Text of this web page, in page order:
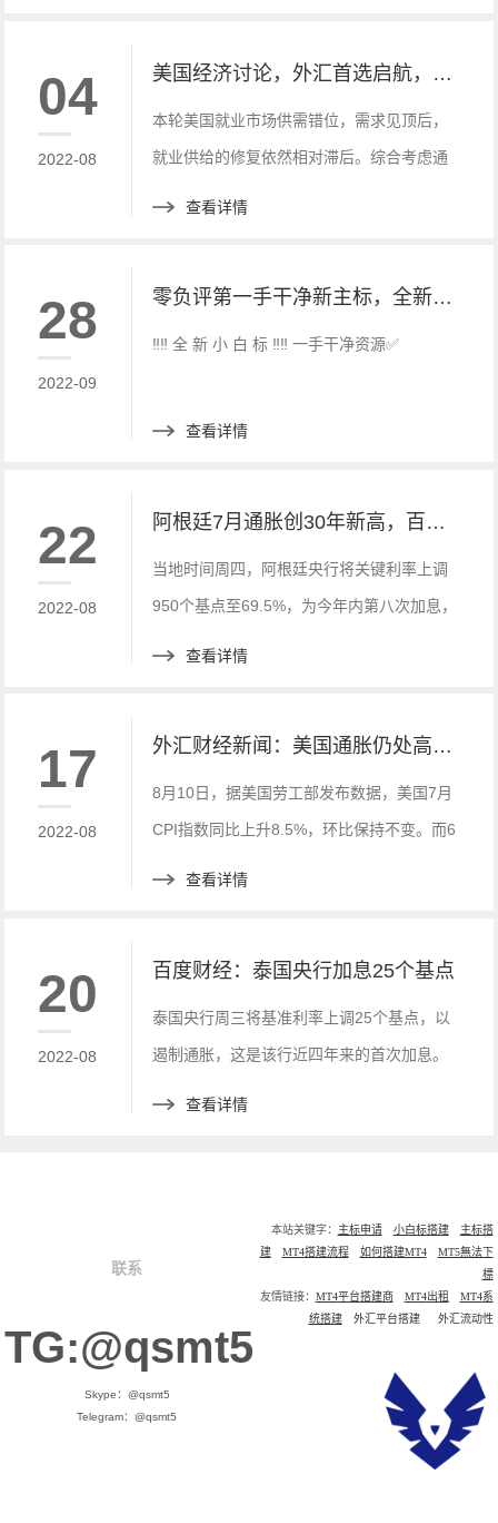
04
2022-08
美国经济讨论，外汇首选启航，市场全新小白标
本轮美国就业市场供需错位，需求见顶后，
就业供给的修复依然相对滞后。综合考虑通
查看详情
28
2022-09
零负评第一手干净新主标，全新白标 快速搭建， 优惠中快来联系
‼️‼️ 全 新 小 白 标 ‼️‼️ 一手干净资源✅
查看详情
22
2022-08
阿根廷7月通胀创30年新高，百度财经新讯
当地时间周四，阿根廷央行将关键利率上调
950个基点至69.5%，为今年内第八次加息，
查看详情
17
2022-08
外汇财经新闻：美国通胀仍处高位：7月CPI同比涨8.5%
8月10日，据美国劳工部发布数据，美国7月
CPI指数同比上升8.5%，环比保持不变。而6
查看详情
20
2022-08
百度财经：泰国央行加息25个基点
泰国央行周三将基准利率上调25个基点，以
遏制通胀，这是该行近四年来的首次加息。
查看详情
联系
TG:@qsmt5
Skype：@qsmt5
Telegram：@qsmt5
本站关键字： 主标申请 小白标搭建
主标搭
建
MT4搭建流程 如何搭建MT4
MT5無法下
標
友情链接： MT4平台搭建商 MT4出租 MT4系
统搭建
外汇平台搭建 外汇流动性